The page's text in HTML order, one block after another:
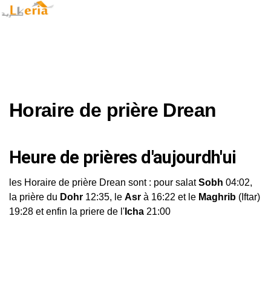
Horaire de prière Drean
Heure de prières d'aujourdh'ui
les Horaire de prière Drean sont : pour salatSobh 04:02,
la prière du Dohr 12:35, le Asr à 16:22 et le Maghrib (Iftar)
19:28 et enfin la priere de l' Icha 21:00